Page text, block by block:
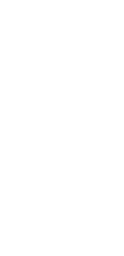
Francis
Nicolás
Presidencia
buena
conocéis
Ha iniciado
y ha dejado